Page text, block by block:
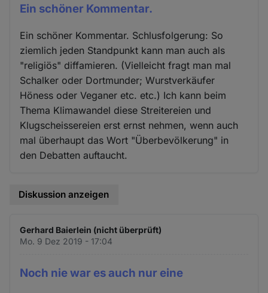
Ein schöner Kommentar.
Ein schöner Kommentar. Schlusfolgerung: So
ziemlich jeden Standpunkt kann man auch als
"religiös" diffamieren. (Vielleicht fragt man mal
Schalker oder Dortmunder; Wurstverkäufer
Höness oder Veganer etc. etc.) Ich kann beim
Thema Klimawandel diese Streitereien und
Klugscheissereien erst ernst nehmen, wenn auch
mal überhaupt das Wort "Überbevölkerung" in
den Debatten auftaucht.
Diskussion anzeigen
Gerhard Baierlein (nicht überprüft)
Mo. 9 Dez 2019 - 17:04
Noch nie war es auch nur eine